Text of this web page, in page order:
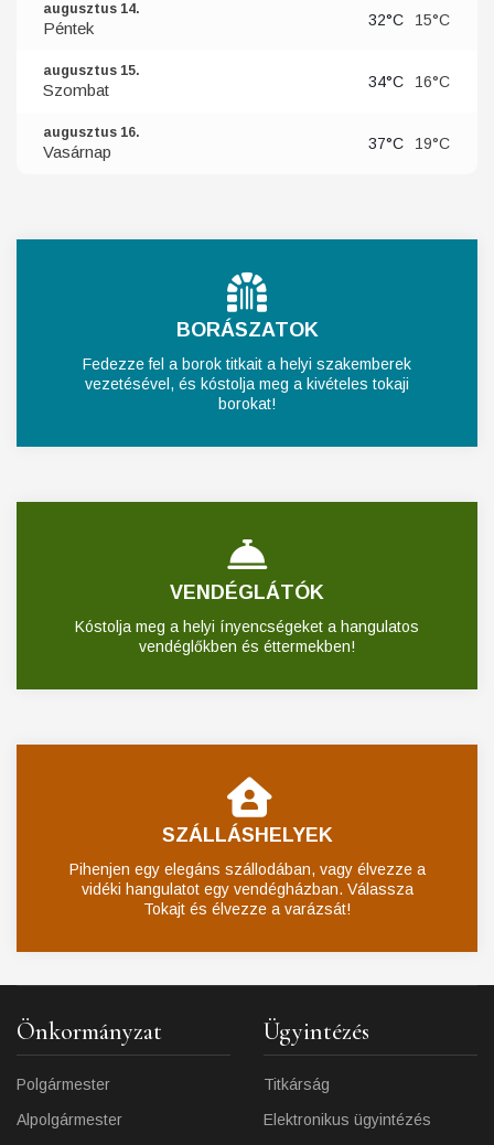
augusztus 14.
Péntek 32°C 15°C
augusztus 15.
Szombat 34°C 16°C
augusztus 16.
Vasárnap 37°C 19°C
BORÁSZATOK
Fedezze fel a borok titkait a helyi szakemberek
vezetésével, és kóstolja meg a kivételes tokaji
borokat!
VENDÉGLÁTÓK
Kóstolja meg a helyi ínyencségeket a hangulatos
vendéglőkben és éttermekben!
SZÁLLÁSHELYEK
Pihenjen egy elegáns szállodában, vagy élvezze a
vidéki hangulatot egy vendégházban. Válassza
Tokajt és élvezze a varázsát!
Önkormányzat
Polgármester
Alpolgármester
Ügyintézés
Titkárság
Elektronikus ügyintézés